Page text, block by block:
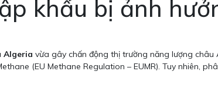
khẩu bị ảnh
Algeria vừa gây chấn động thị trường năng lượng
(EU Methane Regulation – EUMR). Tuy nhiên,